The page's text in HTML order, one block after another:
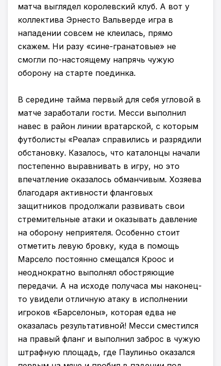
матча выглядел королевский клуб. А вот у
коллектива Эрнесто Вальверде игра в
нападении совсем не клеилась, прямо
скажем. Ни разу «сине-гранатовые» не
смогли по-настоящему напрячь чужую
оборону на старте поединка.
В середине тайма первый для себя угловой в
матче заработали гости. Месси выполнил
навес в район линии вратарской, с которым
футболисты «Реала» справились и разрядили
обстановку. Казалось, что каталонцы начали
постепенно выравнивать в игру, но это
впечатление оказалось обманчивым. Хозяева
благодаря активности фланговых
защитников продолжали развивать свои
стремительные атаки и оказывать давление
на оборону неприятеля. Особенно стоит
отметить левую бровку, куда в помощь
Марсело постоянно смещался Кроос и
неоднократно выполнял обостряющие
передачи. А на исходе получаса мы наконец-
то увидели отличную атаку в исполнении
игроков «Барселоны», которая едва не
оказалась результативной! Месси сместился
на правый фланг и выполнил заброс в чужую
штрафную площадь, где Паулиньо оказался